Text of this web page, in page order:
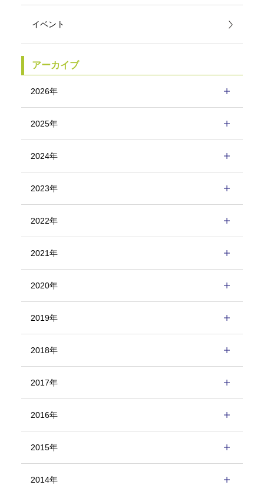
イベント
アーカイブ
2026年
2025年
2024年
2023年
2022年
2021年
2020年
2019年
2018年
2017年
2016年
2015年
2014年